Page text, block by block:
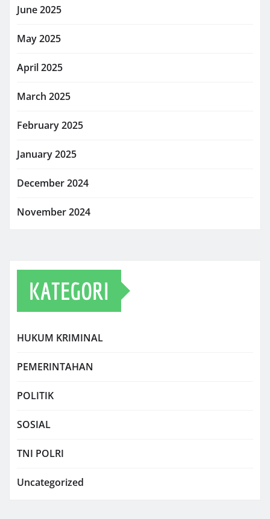
June 2025
May 2025
April 2025
March 2025
February 2025
January 2025
December 2024
November 2024
KATEGORI
HUKUM KRIMINAL
PEMERINTAHAN
POLITIK
SOSIAL
TNI POLRI
Uncategorized